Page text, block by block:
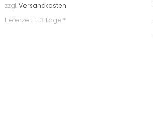
zzgl.Versandkosten
Lieferzeit: 1-3 Tage *